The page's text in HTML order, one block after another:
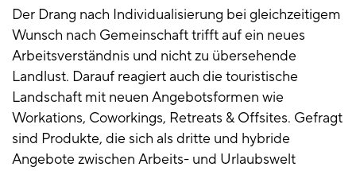
Der Drang nach Individualisierung bei gleichzeitigem
Wunsch nach Gemeinschaft trifft auf ein neues
Arbeitsverständnis und nicht zu übersehende
Landlust. Darauf reagiert auch die touristische
Landschaft mit neuen Angebotsformen wie
Workations, Coworkings, Retreats & Offsites. Gefragt
sind Produkte, die sich als dritte und hybride
Angebote zwischen Arbeits- und Urlaubswelt